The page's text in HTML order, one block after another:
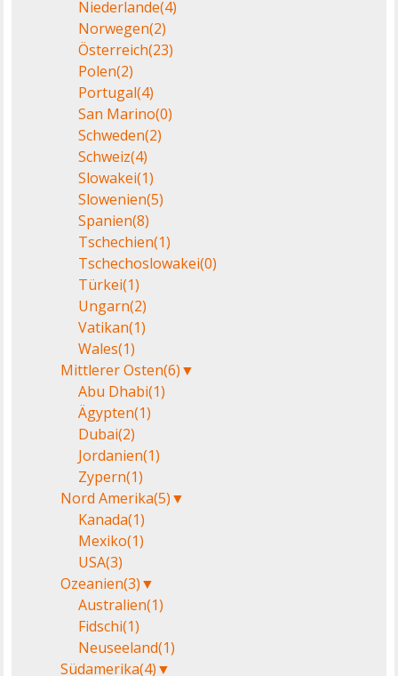
Niederlande(4)
Norwegen(2)
Österreich(23)
Polen(2)
Portugal(4)
San Marino(0)
Schweden(2)
Schweiz(4)
Slowakei(1)
Slowenien(5)
Spanien(8)
Tschechien(1)
Tschechoslowakei(0)
Türkei(1)
Ungarn(2)
Vatikan(1)
Wales(1)
Mittlerer Osten(6)▼
Abu Dhabi(1)
Ägypten(1)
Dubai(2)
Jordanien(1)
Zypern(1)
Nord Amerika(5)▼
Kanada(1)
Mexiko(1)
USA(3)
Ozeanien(3)▼
Australien(1)
Fidschi(1)
Neuseeland(1)
Südamerika(4)▼